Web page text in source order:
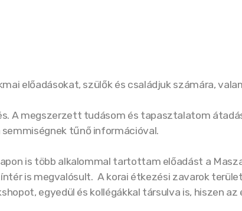
előadásokat, szülők és családjuk számára,
A megszerzett tudásom és tapasztalatom
tűnő információval.
is több alkalommal tartottam előadást a
is megvalósult. A korai étkezési zavarok
egyedül és kollégákkal társulva is, hiszen